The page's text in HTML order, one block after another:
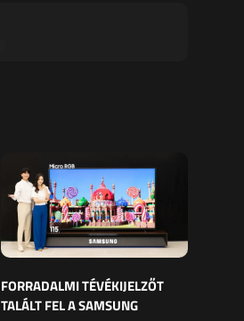
FORRADALMI TÉVÉKIJELZŐT
TALÁLT FEL A SAMSUNG